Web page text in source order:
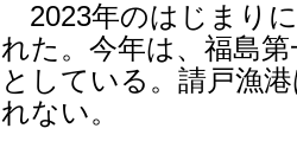
2023年のはじまり
れた。今年は、福島
としている。請戸漁
れない。